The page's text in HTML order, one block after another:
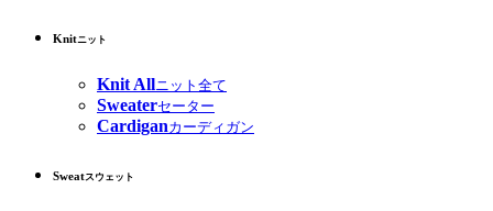
Knitニット
Knit Allニット全て
Sweaterセーター
Cardiganカーディガン
Sweatスウェット